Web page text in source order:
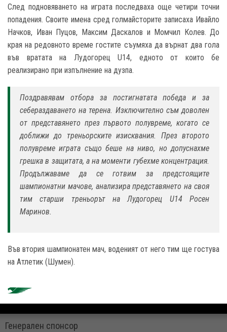
След подновяването на играта последваха още четири точни
попадения. Своите имена сред голмайсторите записаха Ивайло
Начков, Иван Пуцов, Максим Даскалов и Момчил Колев. До
края на редовното време гостите съумяха да върнат два гола
във вратата на Лудогорец U14, едното от които бе
реализирано при изпълнение на дузпа.
Поздравявам отбора за постигнатата победа и за
себераздаването на терена. Изключително съм доволен
от представянето през първото полувреме, когато се
доближи до треньорските изисквания. През второто
полувреме играта също беше на ниво, но допуснахме
грешка в защитата, а на моменти губехме концентрация.
Продължаваме да се готвим за предстоящите
шампионатни мачове, анализира представянето на своя
тим старши треньорът на Лудогорец U14 Росен
Маринов.
Във втория шампионатен мач, воденият от него тим ще гостува
на Атлетик (Шумен).
Генерален спонсор